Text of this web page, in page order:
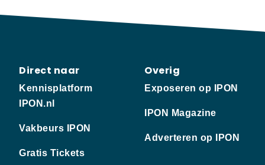
Direct naar
Kennisplatform
IPON.nl
Vakbeurs IPON
Gratis Tickets
Overig
Exposeren op IPON
IPON Magazine
Adverteren op IPON